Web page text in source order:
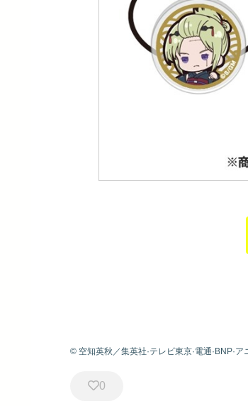
© 空知英秋／集英社·テレビ東京·電通·BNP·ア
0